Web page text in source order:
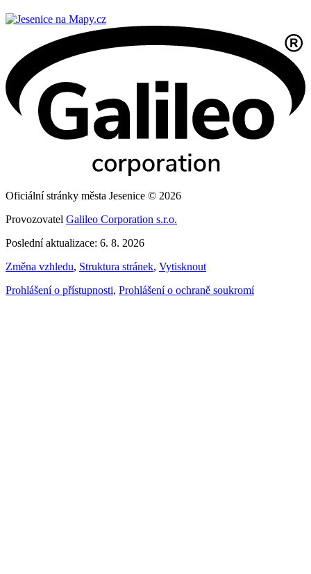
Oficiální stránky města Jesenice © 2026
Provozovatel Galileo Corporation s.r.o.
Poslední aktualizace: 6. 8. 2026
Změna vzhledu, Struktura stránek, Vytisknout
Prohlášení o přístupnosti, Prohlášení o ochraně soukromí